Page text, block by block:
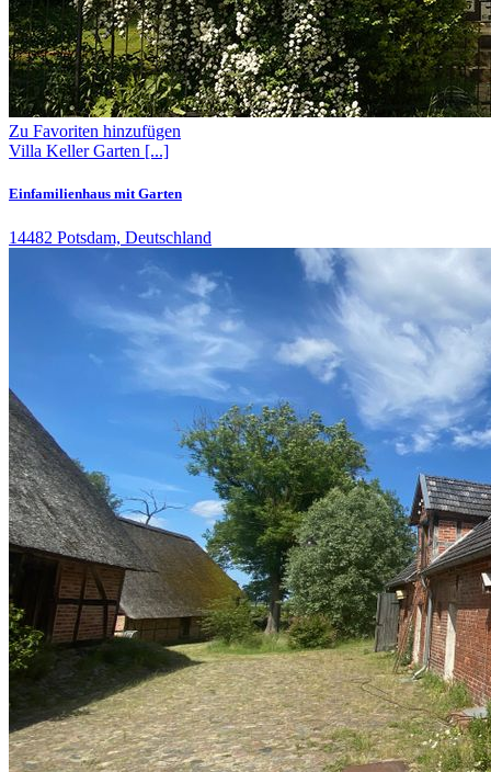
Zu Favoriten hinzufügen
Villa Keller Garten [...]
Einfamilienhaus mit Garten
14482 Potsdam, Deutschland